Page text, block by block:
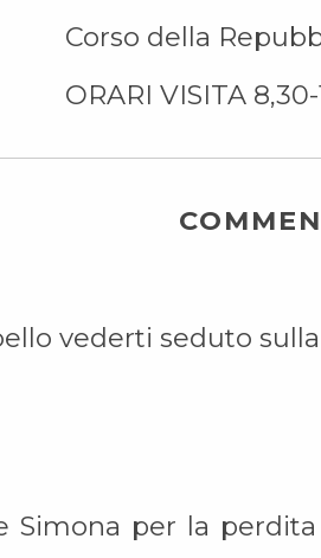
Corso della
ORARI VISITA
vederti seduto
per la